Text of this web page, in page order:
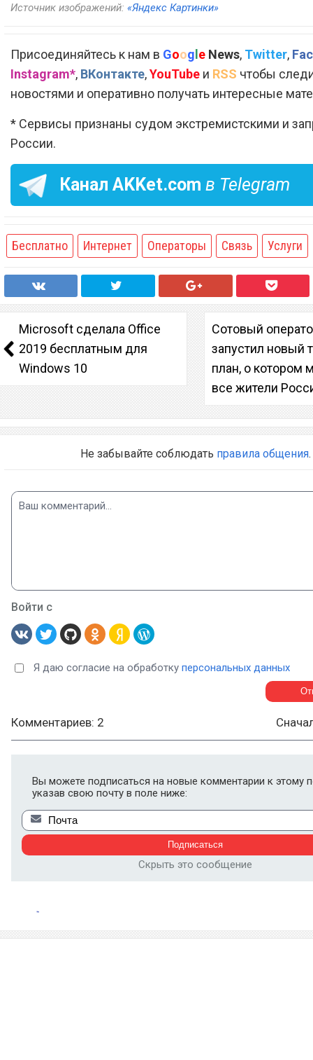
Источник изображений: «Яндекс Картинки»
Присоединяйтесь к нам в Google News, Twitter,
Instagram*, ВКонтакте,YouTube и RSS чтобы
новостями и оперативно получать интересные
* Сервисы признаны судом экстремистскими и
России.
Канал AKKet.com в Telegram
Бесплатно Интернет Операторы Связь Услуги
Microsoft сделала Office
2019 бесплатным для
Windows 10
Сотовый
запустил новый
план, о котором
все жители
Не забывайте соблюдать правила общения.
Войти с
Я даю согласие на обработку персональных данных
Комментариев: 2
Вы можете подписаться на новые комментарии к этому
указав свою почту в поле ниже:
Скрыть это сообщение